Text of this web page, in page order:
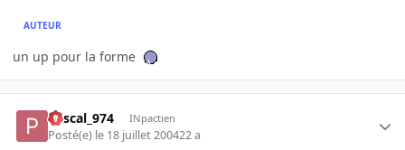
AUTEUR
un up pour la forme
Pascal_974 INpactien
Posté(e) le 18 juillet 200422 a